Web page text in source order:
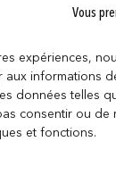
Vous
expériences,
aux informations
données telles
consentir ou
et fonctions.